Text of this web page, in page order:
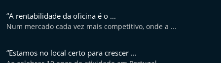
A
t
“A rentabilidade da oficina é o ...
Num mercado cada vez mais competitivo, onde a ...
“Estamos no local certo para crescer ...